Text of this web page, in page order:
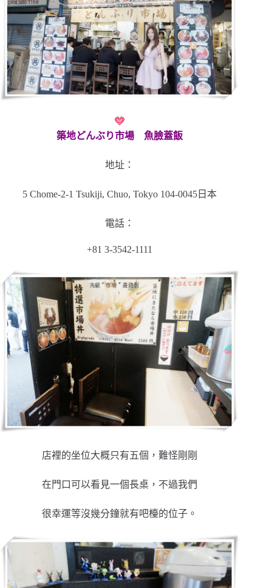
築地どんぶり市場 魚臉蓋飯
地址：
5 Chome-2-1 Tsukiji, Chuo, Tokyo 104-0045日本
電話：
+81 3-3542-1111
店裡的坐位大概只有五個，難怪剛剛
在門口可以看見一個長桌，不過我們
很幸運等沒幾分鐘就有吧檯的位子。